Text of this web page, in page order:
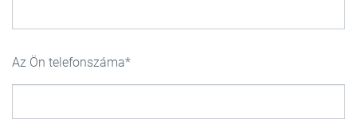
Az Ön telefonszáma